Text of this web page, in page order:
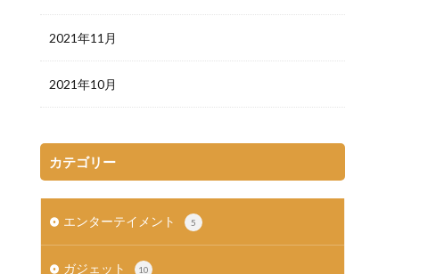
2021年11月
2021年10月
カテゴリー
エンターテイメント 5
ガジェット 10